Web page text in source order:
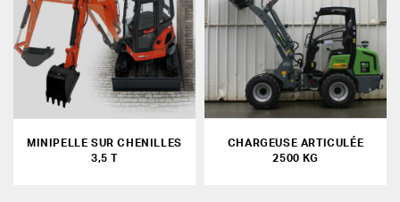
MINIPELLE SUR CHENILLES
3,5 T
CHARGEUSE ARTICULÉE
2500 KG